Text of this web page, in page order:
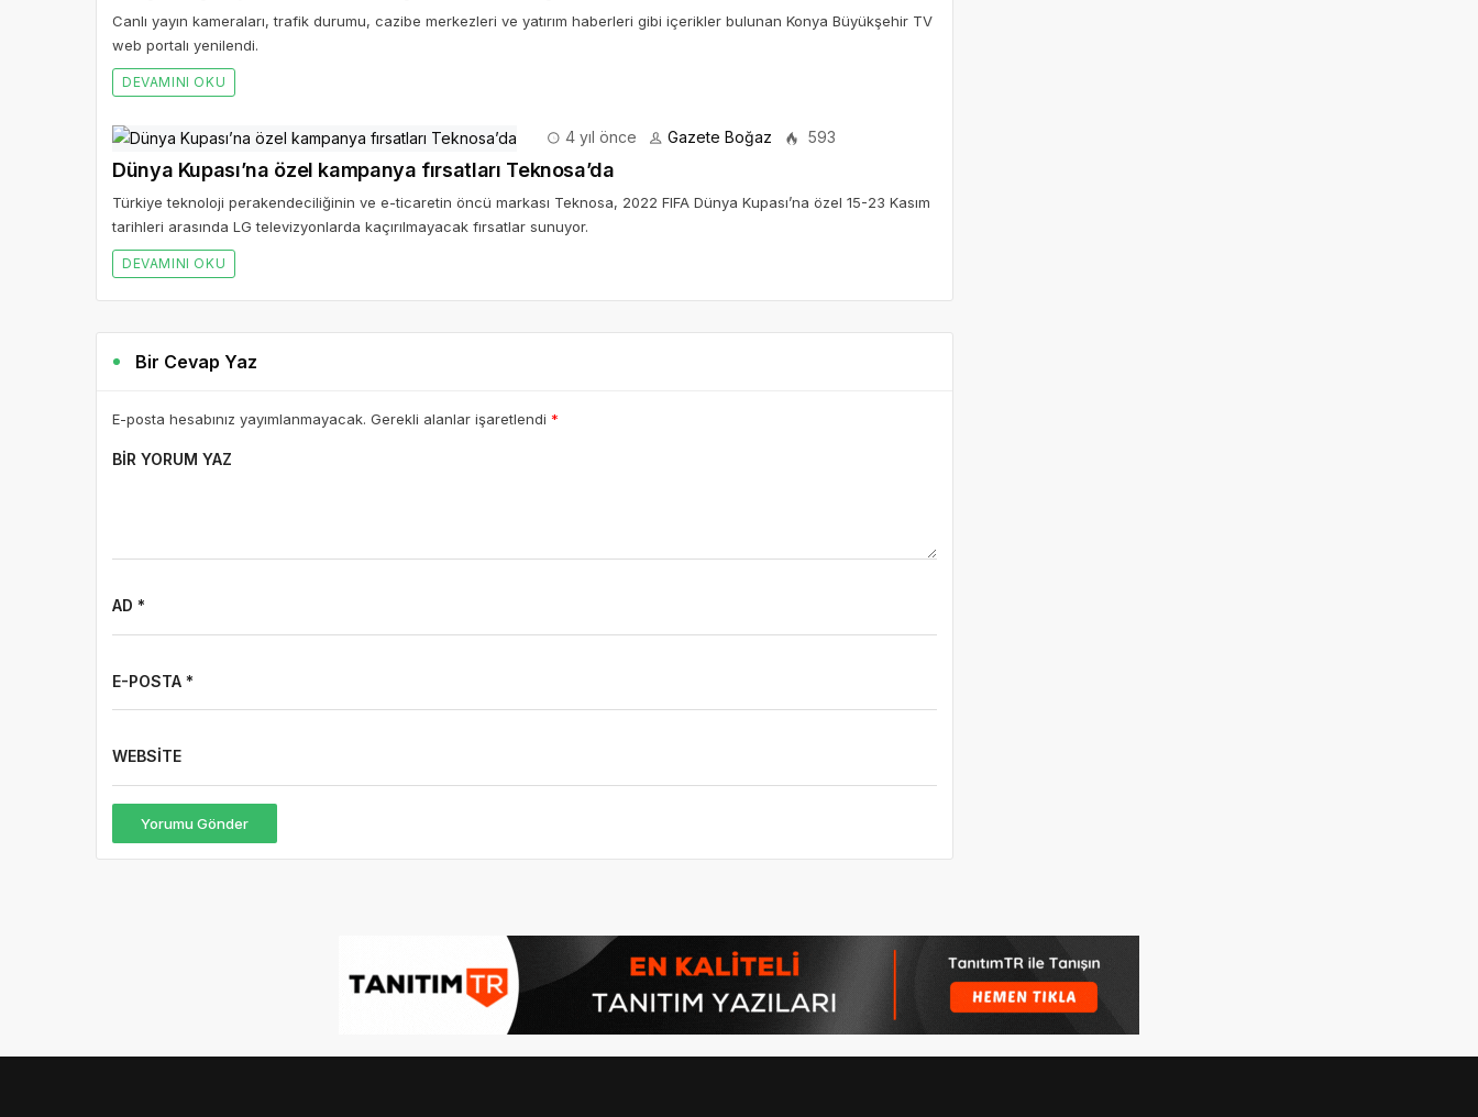
Canlı yayın kameraları, trafik durumu, cazibe merkezleri ve yatırım haberleri gibi içerikler bulunan Konya Büyükşehir TV
web portalı yenilendi.
DEVAMINI OKU
4 yıl önce Gazete Boğaz 593
Dünya Kupası’na özel kampanya fırsatları Teknosa’da
Türkiye teknoloji perakendeciliğinin ve e-ticaretin öncü markası Teknosa, 2022 FIFA Dünya Kupası’na özel 15-23 Kasım
tarihleri arasında LG televizyonlarda kaçırılmayacak fırsatlar sunuyor.
DEVAMINI OKU
Bir Cevap Yaz
E-posta hesabınız yayımlanmayacak. Gerekli alanlar işaretlendi *
BIR YORUM YAZ
AD *
E-POSTA *
WEBSITE
Yorumu Gönder